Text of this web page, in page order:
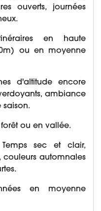
ouverts, journées
en haute
ou en moyenne
d'altitude encore
ambiance
ou en vallée.
sec et clair,
automnales
en moyenne